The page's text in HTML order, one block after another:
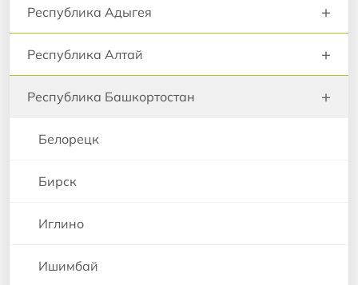
Республика Адыгея +
Республика Алтай +
Республика Башкортостан +
Белорецк
Бирск
Иглино
Ишимбай